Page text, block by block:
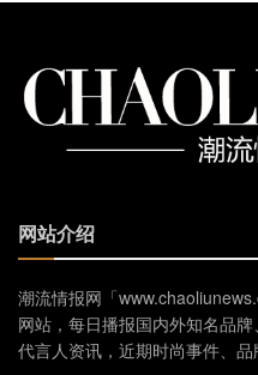
网站介绍
潮流情报网「
网站，每日播报国内外知名品
代言人资讯，近期时尚事件、品